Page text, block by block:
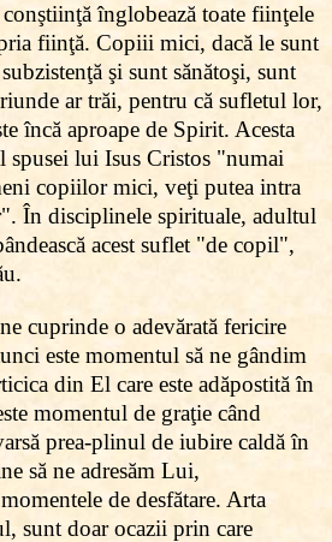
înglobează toate fiinţele
fiinţă. Copiii mici, dacă le sunt
şi sunt sănătoşi, sunt
ar trăi, pentru că sufletul lor,
încă aproape de Spirit. Acesta
spusei lui Isus Cristos "numai
copiilor mici, veţi putea intra
În disciplinele spirituale, adultul
acest suflet "de copil",
cuprinde o adevărată fericire
este momentul să ne gândim
din El care este adăpostită în
momentul de graţie când
prea-plinul de iubire caldă în
să ne adresăm Lui,
de desfătare. Arta
sunt doar ocazii prin care